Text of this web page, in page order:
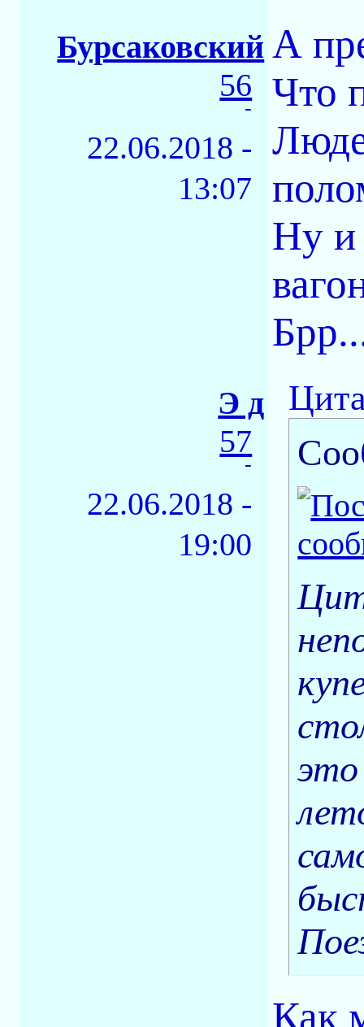
Бурсаковский
56
-
22.06.2018 -
13:07
А
Что
Ну и
Э д
57
-
22.06.2018 -
19:00
Как